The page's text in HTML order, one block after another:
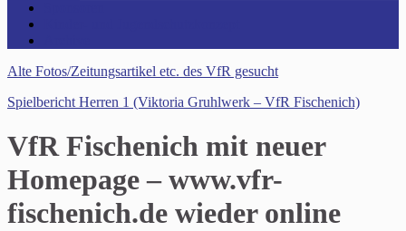
Alte Fotos/Zeitungsartikel etc. des VfR gesucht
Spielbericht Herren 1 (Viktoria Gruhlwerk – VfR Fischenich)
VfR Fischenich mit neuer
Homepage – www.vfr-
fischenich.de wieder online